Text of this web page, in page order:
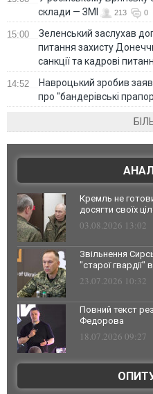
склади — ЗМІ
213 0
15:00
Зеленський заслухав
питання захисту
санкції та кадрові
14:52
Навроцький зробив
про "бандерівські
Кремль не
досягти своїх
03.08.2026 13:02
Звільнення
"старої гвардії"
23.07.2026 10:32
Повний текст
Федорова
18.07.2026 09:27